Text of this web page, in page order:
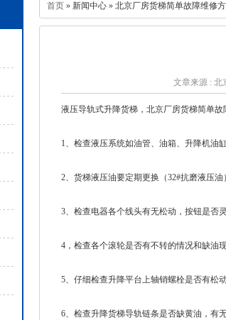
首页 » 新闻中心 » 北京厂房货梯简单故障维修
文章来源 : 北
液压导轨式升降货梯，北京厂房货梯简单故
1、检查液压系统如油管、油箱、升降机油
2、货梯液压油要定期更换（32#抗磨液压油
3、检查电器各个线头有无松动，按钮是否
4，检查各个滚轮是否有不转的情况和缺油
5、仔细检查升降平台上轴销螺栓是否有松
6、检查升降货梯导轨链条是否缺黄油，有